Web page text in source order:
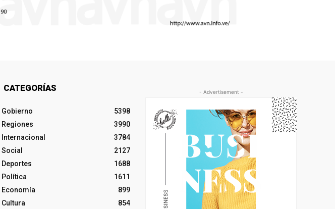
CATEGORÍAS
Gobierno
5398
Regiones
3990
Internacional
3784
Social
2127
Deportes
1688
Política
1611
Economía
899
Cultura
854
- Advertisement -